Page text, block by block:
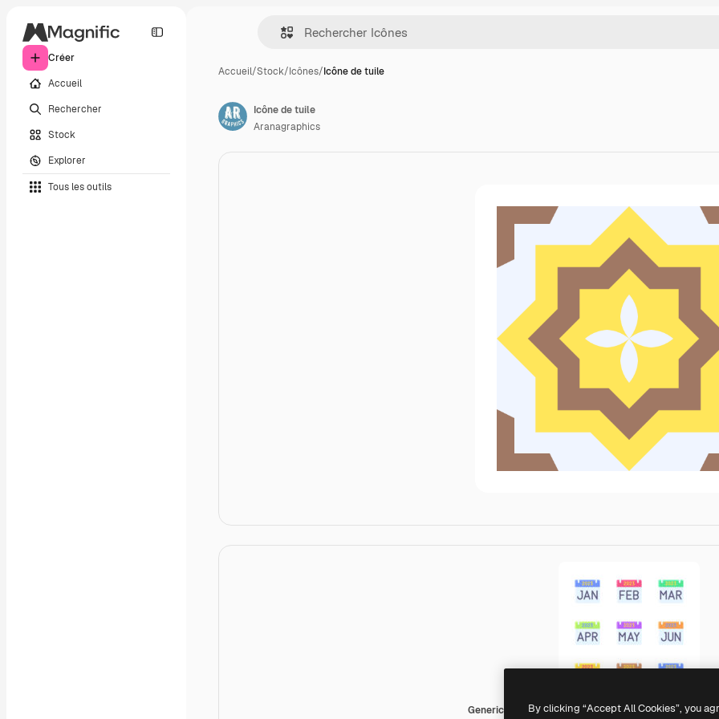
Créer
Accueil
Rechercher
Stock
Explorer
Tous les outils
Accueil/Stock/Icônes/Icône de tuile
Generic color fill
Icône de tuile
Aranagraphics
By clicking “Accept All Cookies”, you